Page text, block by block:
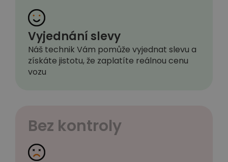
Vyjednání slevy
Náš technik Vám pomůže vyjednat slevu a
získáte jistotu, že zaplatíte reálnou cenu
vozu
Bez kontroly